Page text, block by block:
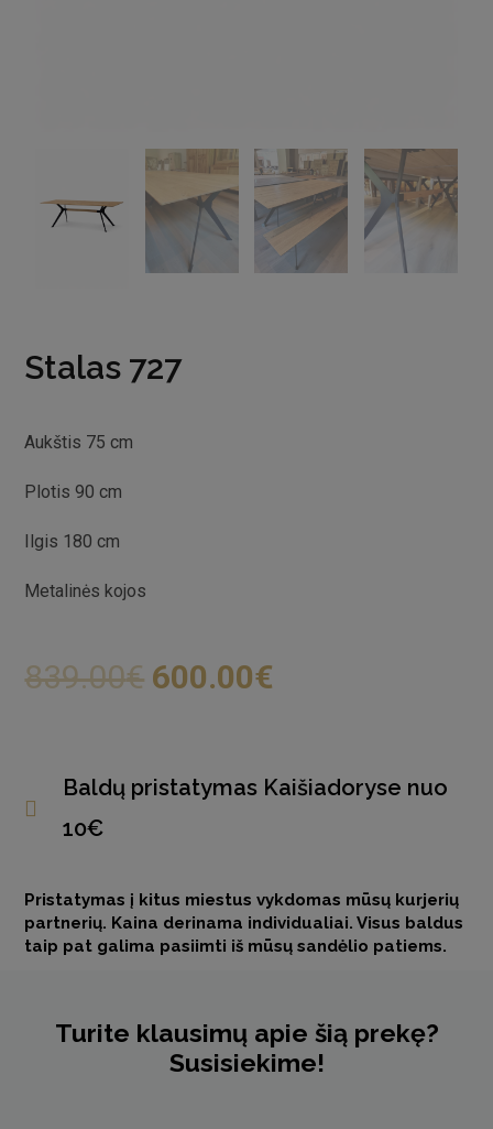
Stalas 727
Aukštis 75 cm
Plotis 90 cm
Ilgis 180 cm
Metalinės kojos
839.00€ 600.00€
Baldų pristatymas Kaišiadoryse nuo
10€
Pristatymas į kitus miestus vykdomas mūsų kurjerių
partnerių. Kaina derinama individualiai. Visus baldus
taip pat galima pasiimti iš mūsų sandėlio patiems.
Turite klausimų apie šią prekę?
Susisiekime!